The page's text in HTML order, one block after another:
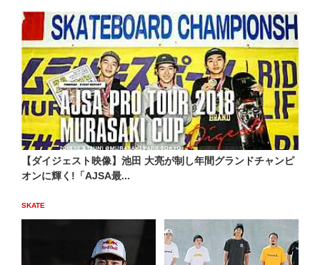
【ダイジェスト映像】池田 大亮が制し年間グランドチャンピ
オンに輝く!「AJSA最...
SKATE